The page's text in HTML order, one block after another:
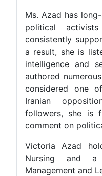
Ms. Azad has
political
consistently
a result, she is
intelligence and
authored
considered one
Iranian
followers, she is
comment on
Victoria Azad
Nursing and a
Management and